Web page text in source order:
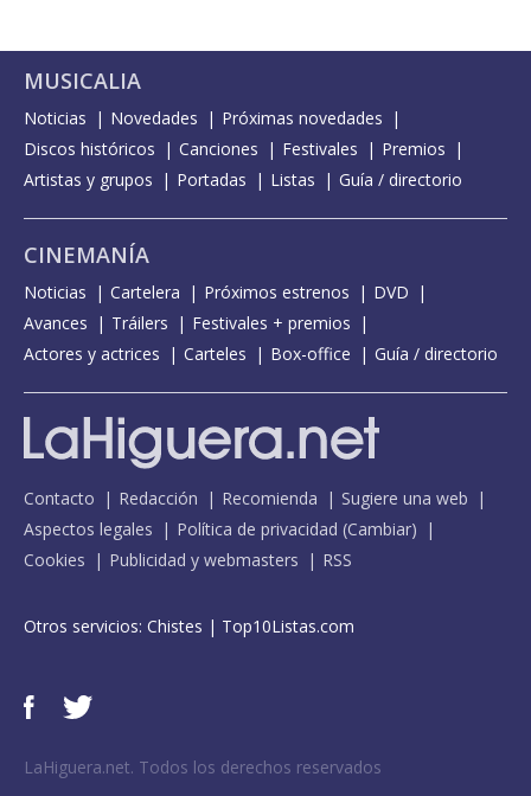
MUSICALIA
Noticias Novedades
Próximas novedades
Discos históricos
Canciones Festivales
Premios
Artistas y grupos
Portadas Listas Guía / directorio
CINEMANÍA
Noticias Cartelera Próximos estrenos
DVD
Avances
Tráilers
Festivales + premios
Actores y actrices
Carteles Box-office Guía / directorio
Contacto Redacción Recomienda
Sugiere una web
Aspectos legales
Política de privacidad (Cambiar)
Cookies
Publicidad y webmasters RSS
Otros servicios: Chistes | Top10Listas.com
LaHiguera.net. Todos los derechos reservados